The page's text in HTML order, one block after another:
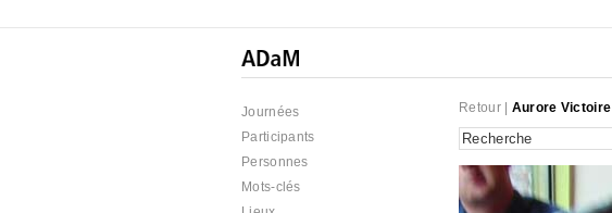
Journées
Participants
Personnes
Mots-clés
Retour| Aurore Victoire